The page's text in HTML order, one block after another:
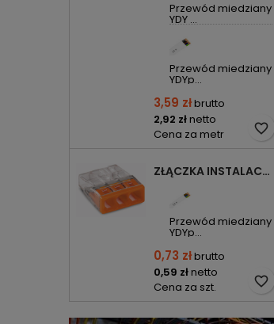
Przewód miedziany
YDY ...
Przewód miedziany
YDYp...
3,59 złbrutto
2,92 złnetto
Cena za metr
favorite_border
ZŁĄCZKA INSTALACYJNA 3X COMPACT POMARAŃCZOWA 2273-203 WAGO
Przewód miedziany
YDYp...
0,73 złbrutto
0,59 złnetto
Cena za szt.
favorite_border